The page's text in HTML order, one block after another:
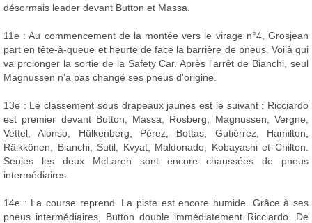
désormais leader devant Button et Massa.
11e : Au commencement de la montée vers le virage n°4, Grosjean
part en tête-à-queue et heurte de face la barrière de pneus. Voilà qui
va prolonger la sortie de la Safety Car. Après l'arrêt de Bianchi, seul
Magnussen n'a pas changé ses pneus d'origine.
13e : Le classement sous drapeaux jaunes est le suivant : Ricciardo
est premier devant Button, Massa, Rosberg, Magnussen, Vergne,
Vettel, Alonso, Hülkenberg, Pérez, Bottas, Gutiérrez, Hamilton,
Räikkönen, Bianchi, Sutil, Kvyat, Maldonado, Kobayashi et Chilton.
Seules les deux McLaren sont encore chaussées de pneus
intermédiaires.
14e : La course reprend. La piste est encore humide. Grâce à ses
pneus intermédiaires, Button double immédiatement Ricciardo. De